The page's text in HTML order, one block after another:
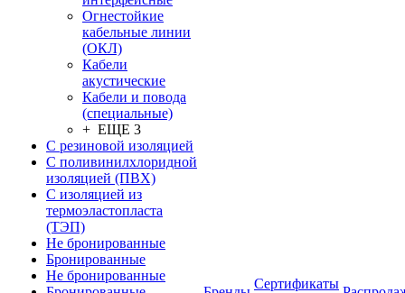
Огнестойкие
кабельные линии
(ОКЛ)
Кабели
акустические
Кабели и повода
(специальные)
+ ЕЩЕ 3
С резиновой изоляцией
С поливинилхлоридной
изоляцией (ПВХ)
С изоляцией из
термоэластопласта
(ТЭП)
Не бронированные
Бронированные
Не бронированные
Сертификаты